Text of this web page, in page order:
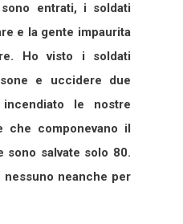
sono entrati, i soldati
e la gente impaurita
Ho visto i soldati
e uccidere due
le nostre
che componevano il
sono salvate solo 80.
nessuno neanche per